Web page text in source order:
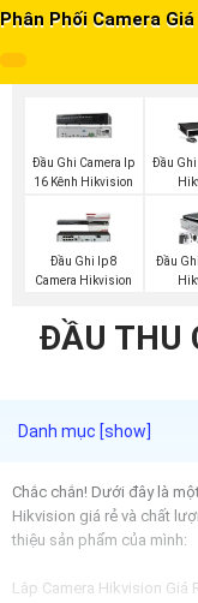
Phân Phối Camera Giá
Đầu Ghi Camera Ip
16 Kênh Hikvision
Đầu Ghi
Đầu Ghi Ip 8
Camera Hikvision
Đầu
ĐẦU THU
Chắc chắn! Dưới đây là
Hikvision giá rẻ và chất
thiệu sản phẩm của mình:
Lắp Camera Hikvision Giá